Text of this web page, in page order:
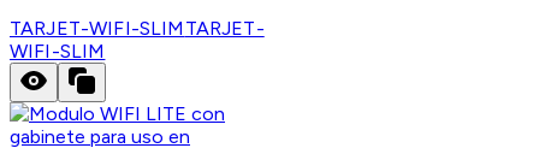
TARJET-WIFI-SLIM TARJET-
WIFI-SLIM